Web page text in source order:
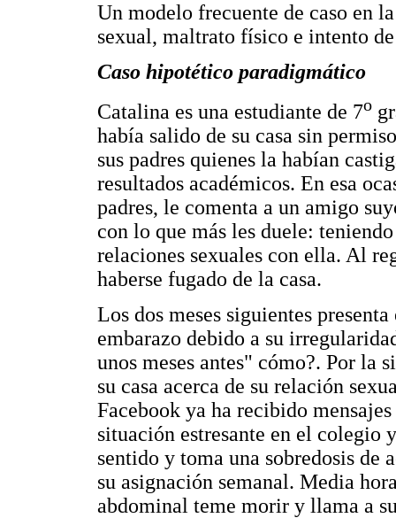
Un modelo frecuente de caso en
sexual, maltrato físico e intento
Caso hipotético paradigmático
Catalina es una estudiante de 7o
había salido de su casa sin
sus padres quienes la habían
resultados académicos. En esa
padres, le comenta a un amigo
con lo que más les duele:
relaciones sexuales con ella. Al
haberse fugado de la casa.
Los dos meses siguientes
embarazo debido a su
unos meses antes" cómo?. Por la
su casa acerca de su relación
Facebook ya ha recibido
situación estresante en el colegio
sentido y toma una sobredosis de
su asignación semanal. Media
abdominal teme morir y llama a